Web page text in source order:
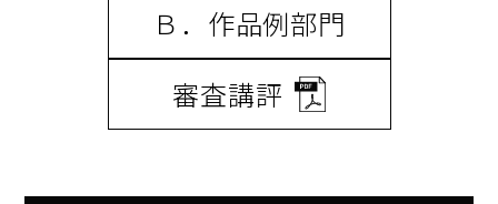
Ｂ．作品例部門
審査講評